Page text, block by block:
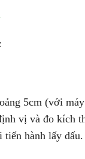
5cm (với máy
vị và đo kích
hành lấy